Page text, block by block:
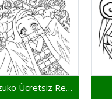
Nezuko Ücretsiz Resim